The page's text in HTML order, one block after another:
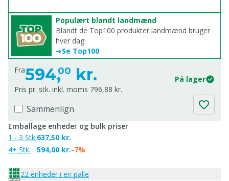
Populært blandt landmænd
Blandt de Top100 produkter landmænd bruger
hver dag.
➜Se Top100
Fra594,00 kr.
På lager
Pris pr. stk. inkl. moms 796,88 kr.
Sammenlign
Emballage enheder og bulk priser
1 - 3 Stk.
4+ Stk.
637,50 kr.
594,00 kr.-7%
22 enheder i en palle